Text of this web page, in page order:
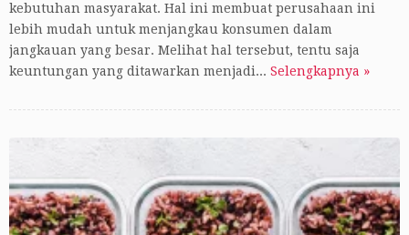
kebutuhan masyarakat. Hal ini membuat perusahaan ini
lebih mudah untuk menjangkau konsumen dalam
jangkauan yang besar. Melihat hal tersebut, tentu saja
keuntungan yang ditawarkan menjadi... Selengkapnya »